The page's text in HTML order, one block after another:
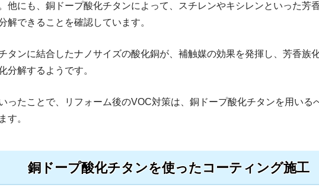
他にも、銅ドープ酸化チタンによって、スチレンやキシレンといった芳
解できることを確認しています。
タンに結合したナノサイズの酸化銅が、補触媒の効果を発揮し、芳香族
分解するようです。
ったことで、リフォーム後のVOC対策は、銅ドープ酸化チタンを用いる
す。
銅ドープ酸化チタンを使ったコーティング施工